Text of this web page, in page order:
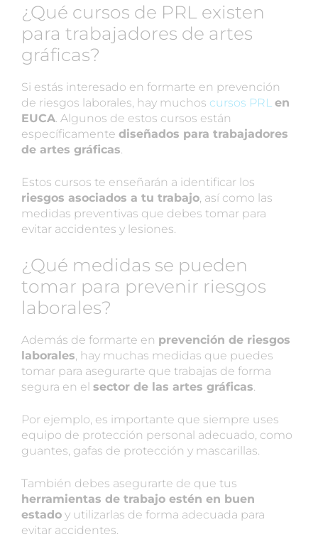
¿Qué cursos de PRL existen
para trabajadores de artes
gráficas?
Si estás interesado en formarte en prevención
de riesgos laborales, hay muchos cursos PRL en
EUCA. Algunos de estos cursos están
específicamente diseñados para trabajadores
de artes gráficas.
Estos cursos te enseñarán a identificar los
riesgos asociados a tu trabajo, así como las
medidas preventivas que debes tomar para
evitar accidentes y lesiones.
¿Qué medidas se pueden
tomar para prevenir riesgos
laborales?
Además de formarte en prevención de riesgos
laborales, hay muchas medidas que puedes
tomar para asegurarte que trabajas de forma
segura en el sector de las artes gráficas.
Por ejemplo, es importante que siempre uses
equipo de protección personal adecuado, como
guantes, gafas de protección y mascarillas.
También debes asegurarte de que tus
herramientas de trabajo estén en buen
estado y utilizarlas de forma adecuada para
evitar accidentes.